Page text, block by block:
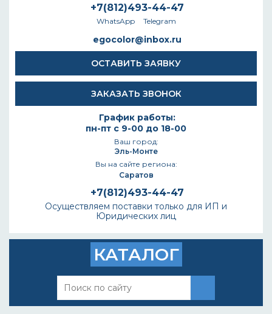
+7(812)493-44-47
WhatsApp Telegram
egocolor@inbox.ru
ОСТАВИТЬ ЗАЯВКУ
ЗАКАЗАТЬ ЗВОНОК
График работы:
пн-пт с 9-00 до 18-00
Ваш город:
Эль-Монте
Вы на сайте региона:
Саратов
+7(812)493-44-47
Осуществляем поставки только для ИП и
Юридических лиц
КАТАЛОГ